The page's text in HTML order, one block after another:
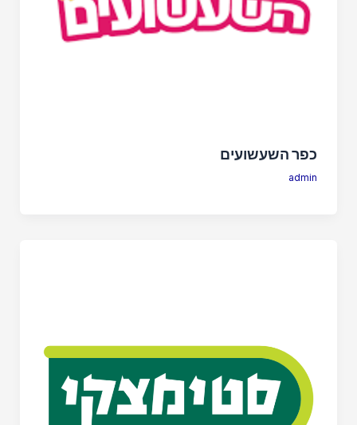
כפר השעשועים
admin